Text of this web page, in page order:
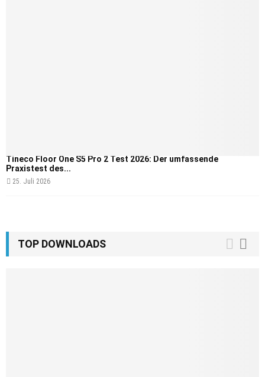
Tineco Floor One S5 Pro 2 Test 2026: Der umfassende
Praxistest des...
25. Juli 2026
TOP DOWNLOADS